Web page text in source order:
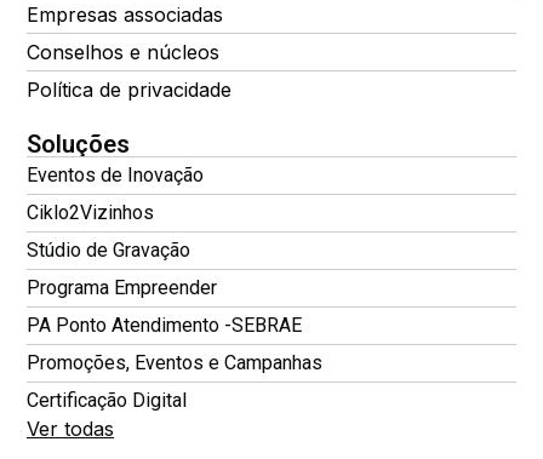
Empresas associadas
Conselhos e núcleos
Política de privacidade
Soluções
Eventos de Inovação
Ciklo2Vizinhos
Stúdio de Gravação
Programa Empreender
PA Ponto Atendimento -SEBRAE
Promoções, Eventos e Campanhas
Certificação Digital
Ver todas